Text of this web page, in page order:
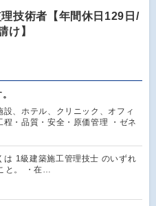
技術者【年間休日129日/
け】
設、ホテル、クリニック、オフィ
程・品質・安全・原価管理 ・ゼネ
は 1級建築施工管理技士 のいずれ
と。 ・在…